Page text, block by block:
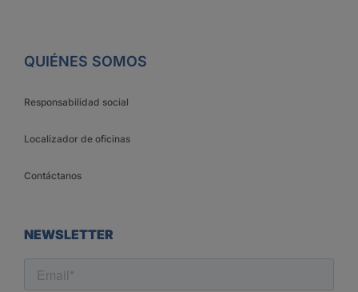
QUIÉNES SOMOS
Responsabilidad social
Localizador de oficinas
Contáctanos
NEWSLETTER